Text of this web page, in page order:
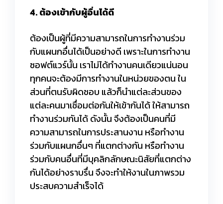
4. ต้องเข้ากับผู้อื่นได้ดี
ต้องเป็นผู้ที่มีความสามารถในการทำงานร่วม
กับแผนกอื่นได้เป็นอย่างดี เพราะในการทำงาน
ซอฟต์แวร์นั้น เราไม่ได้ทำงานคนเดียวแน่นอน
ทุกคนจะต้องมีการทำงานในหน่วยของตน ใน
ส่วนที่ตนรับผิดชอบ แล้วก็นำแต่ละส่วนของ
แต่ละคนมาเชื่อมต่อกันให้เข้ากันได้ ให้สามารถ
ทำงานร่วมกันได้ ดังนั้น จึงต้องเป็นคนที่มี
ความสามารถในการประสานงาน หรือทำงาน
ร่วมกับแผนกอื่นๆ ที่แตกต่างกัน หรือทำงาน
ร่วมกับคนอื่นที่มีบุคลิกลักษณะนิสัยที่แตกต่าง
กันได้อย่างราบรื่น จึงจะทำให้งานในภาพรวม
ประสบความสำเร็จได้